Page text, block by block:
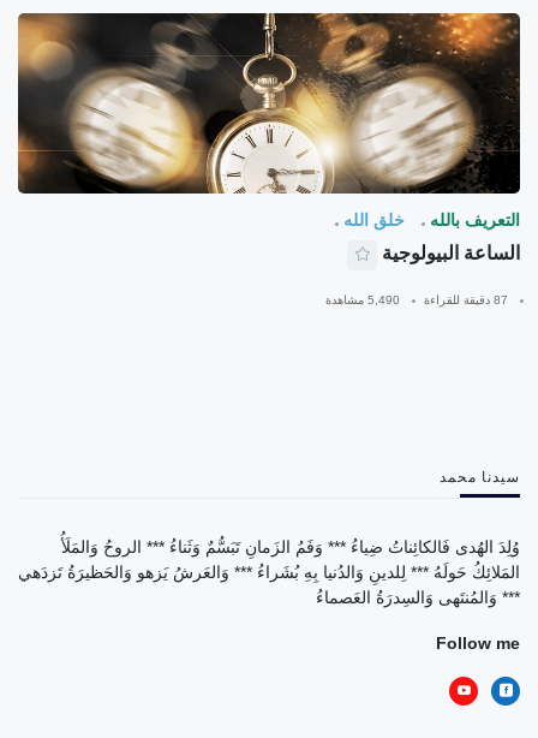
التعريف بالله خلق الله
الساعة البيولوجية
87 دقيقة للقراءة 5,490 مشاهدة
سيدنا محمد
وُلِدَ الهُدى فَالكائِناتُ ضِياءُ *** وَفَمُ الزَمانِ تَبَسُّمٌ وَثَناءُ *** الروحُ وَالمَلَأُ
المَلائِكُ حَولَهُ *** لِلدينِ وَالدُنيا بِهِ بُشَراءُ *** وَالعَرشُ يَزهو وَالحَظيرَةُ تَزدَهي
*** وَالمُنتَهى وَالسِدرَةُ العَصماءُ
Follow me